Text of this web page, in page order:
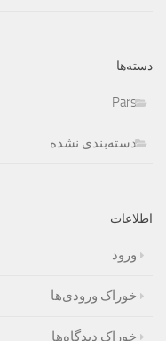
دسته‌ها
Pars
دسته‌بندی نشده
اطلاعات
ورود
خوراک ورودی‌ها
خوراک دیدگاه‌ها